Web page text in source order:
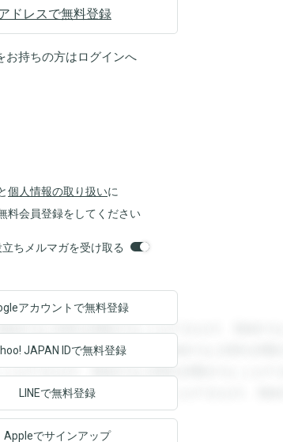
ドレスで無料登録
お持ちの方はログインへ
個人情報の取り扱いに
料会員登録をしてください
ちメルマガを受け取る
録すると回答を閲覧することができます。登録する
を閲覧することができます。登録すると回答を閲覧
とができます。登録すると回答を閲覧することがで
。登録すると回答を閲覧することができます。登録
アカウントで無料登録
JAPAN IDで無料登録
LINEで無料登録
Appleでサインアップ